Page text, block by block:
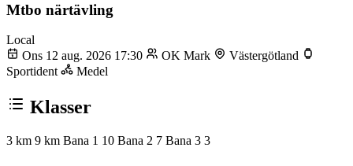
Mtbo närtävling
Local
Ons 12 aug. 2026 17:30
OK Mark
Västergötland
Sportident
Medel
Klasser
3 km 9 km Bana 1 10 Bana 2 7 Bana 3 3